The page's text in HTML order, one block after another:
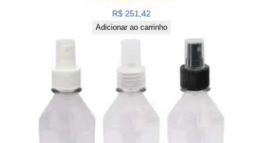
R$ 251,42
Adicionar ao carrinho